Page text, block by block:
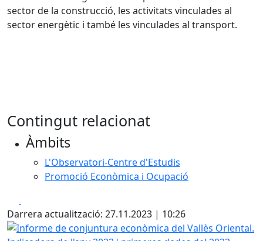
sector de la construcció, les activitats vinculades al
sector energètic i també les vinculades al transport.
Contingut relacionat
Àmbits
L'Observatori-Centre d'Estudis
Promoció Econòmica i Ocupació
Darrera actualització: 27.11.2023 | 10:26
Informe de conjuntura econòmica del Vallès Oriental.